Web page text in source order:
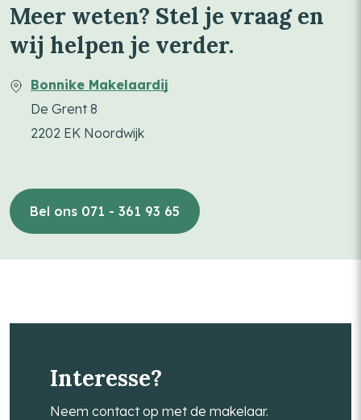
Meer weten? Stel je vraag en
wij helpen je verder.
Bonnike Makelaardij
De Grent 8
2202 EK Noordwijk
Bel ons 071 - 361 93 65
Interesse?
Neem contact op met de makelaar.